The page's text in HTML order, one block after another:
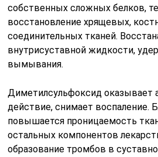
собственных сложных белков,
восстановление хрящевых,
соединительных тканей.
внутрисуставной жидкости,
вымывания.
Диметилсульфоксид оказывает
действие, снимает воспаление.
повышается проницаемость
остальных компонентов
образование тромбов в